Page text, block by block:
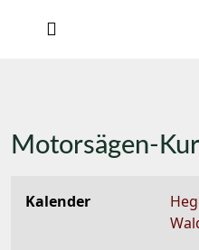
Motorsägen-
Kalender